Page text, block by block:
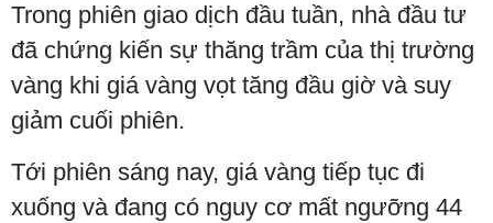
Trong phiên giao dịch đầu tuần, nhà đầu tư
đã chứng kiến sự thăng trầm của thị trường
vàng khi giá vàng vọt tăng đầu giờ và suy
giảm cuối phiên.
Tới phiên sáng nay, giá vàng tiếp tục đi
xuống và đang có nguy cơ mất ngưỡng 44